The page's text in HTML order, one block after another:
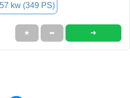
kw (349 PS)
★ ➦ ➜